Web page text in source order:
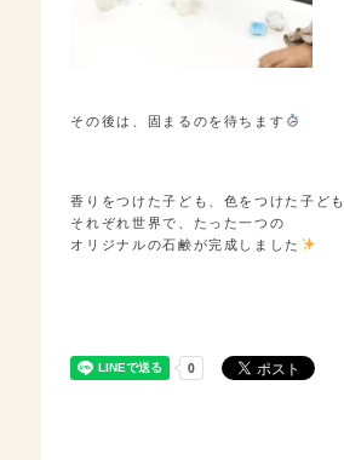
その後は、固まるのを待ちます
香りをつけた子ども、色をつけた子ども
それぞれ世界で、たった一つの
オリジナルの石鹸が完成しました